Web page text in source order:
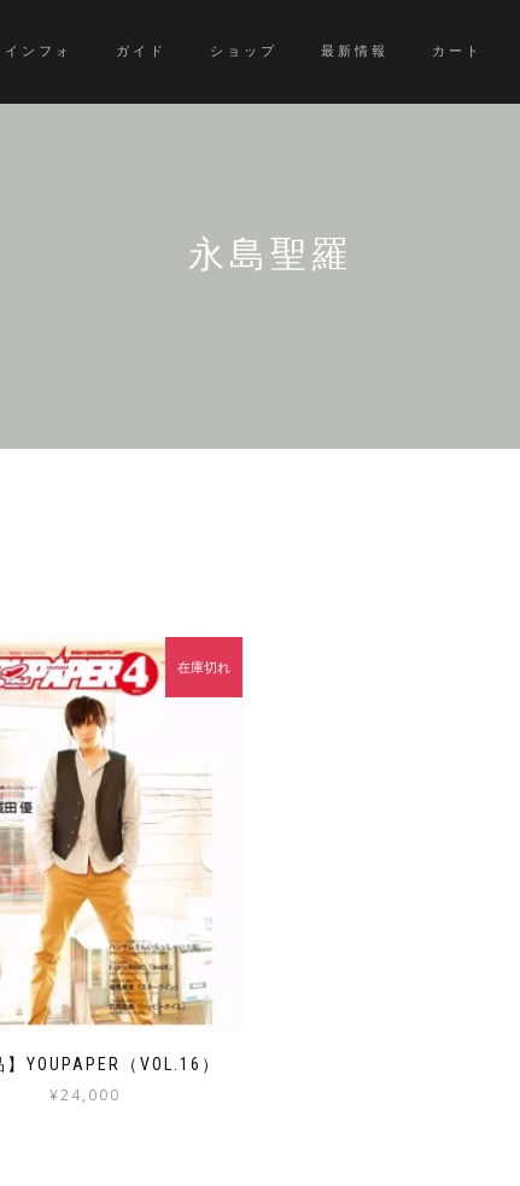
インフォ ガイド ショップ 最新情報 カート
永島聖羅
YOUPAPER（VOL.16）
¥24,000
在庫切れ